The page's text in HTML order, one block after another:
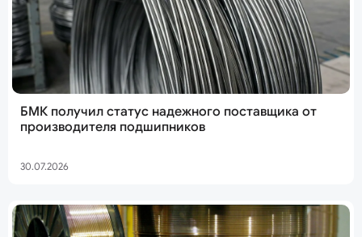
БМК получил статус надежного поставщика от
производителя подшипников
30.07.2026